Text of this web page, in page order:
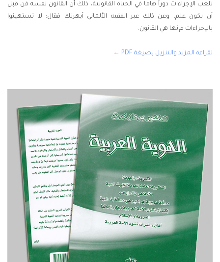
تلعب الإجراءات دوراً هاما في الحياة القانونية، ذلك أن القانون نفسه فن قبل
أن يكون علم، وعن ذلك عبر الفقيه الألماني أيهرنك فقال: لا تستهينوا
بالإجراءات فإنها هي القانون.
لقراءة المزيد والتنزيل بصيغة PDF ←